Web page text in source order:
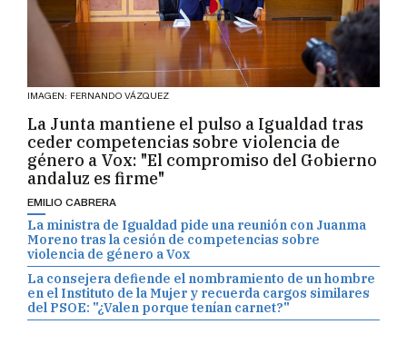
IMAGEN: FERNANDO VÁZQUEZ
La Junta mantiene el pulso a Igualdad tras
ceder competencias sobre violencia de
género a Vox: "El compromiso del Gobierno
andaluz es firme"
EMILIO CABRERA
La ministra de Igualdad pide una reunión con Juanma
Moreno tras la cesión de competencias sobre
violencia de género a Vox
La consejera defiende el nombramiento de un hombre
en el Instituto de la Mujer y recuerda cargos similares
del PSOE: "¿Valen porque tenían carnet?"